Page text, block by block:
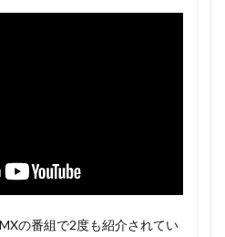
の番組で2度も紹介されてい